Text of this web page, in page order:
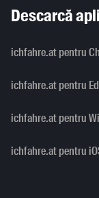
Descarcă
ichfahre.at pentru
ichfahre.at pentru
ichfahre.at pentru
ichfahre.at pentru